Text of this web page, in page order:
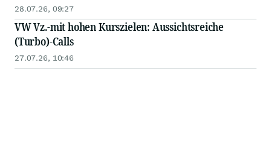
28.07.26, 09:27
VW Vz.-mit hohen Kurszielen: Aussichtsreiche
(Turbo)-Calls
27.07.26, 10:46